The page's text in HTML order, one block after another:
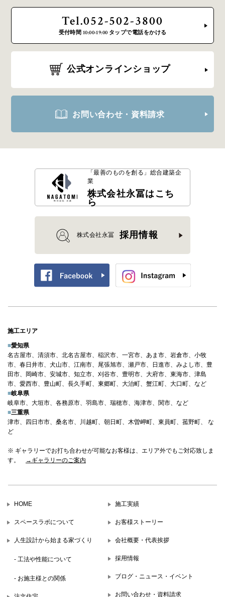
Tel.052-502-3800
受付時間 10:00-19:00 タップで電話をかける
公式オンラインショップ
お問い合わせ・資料請求
「最善のものを創る」 総合建築企
業
株式会社永冨はこち
ら
株式会社永冨 採用情報
施工エリア
■愛知県
名古屋市、清須市、北名古屋市、稲沢市、一宮市、あま市、岩倉市、小牧
市、春日井市、犬山市、江南市、尾張旭市、瀬戸市、日進市、みよし市、豊
田市、岡崎市、安城市、知立市、刈谷市、豊明市、大府市、東海市、津島
市、愛西市、豊山町、長久手町、東郷町、大治町、蟹江町、大口町、など
■岐阜県
岐阜市、大垣市、各務原市、羽島市、瑞穂市、海津市、関市、など
■三重県
津市、四日市市、桑名市、川越町、朝日町、木曽岬町、東員町、菰野町、 な
ど
※ ギャラリーでお打ち合わせが可能なお客様は、エリア外でもご対応致しま
す。
→ギャラリーのご案内
HOME
スペースラボについて
人生設計から始まる家づくり
- 工法や性能について
- お施主様との関係
施工実績
お客様ストーリー
会社概要・代表挨拶
採用情報
ブログ・ニュース・イベント
お問い合わせ・資料請求